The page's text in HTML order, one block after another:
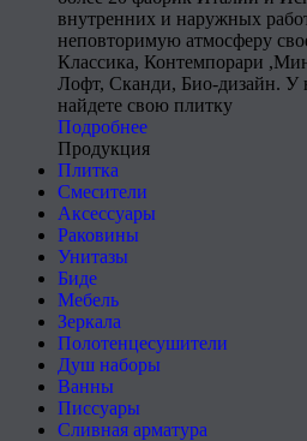
внутренних и наружных
неповторимую атмосферу
Классика, Контемпорари
Лофт, Сканди, Био-дизайн. У
найдете свою плитку
Подробнее
Продукция
Плитка
Смесители
Аксессуары
Раковины
Унитазы
Биде
Мебель
Зеркала
Полотенцесушители
Душ наборы
Ванны
Писсуары
Сливная арматура